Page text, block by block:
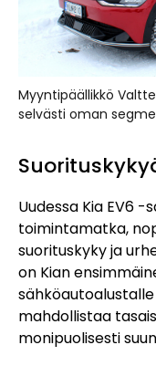
Myyntipäällikkö
selvästi oman
Uudessa Kia EV6
toimintamatka,
suorituskyky ja
on Kian
mahdollistaa
monipuolisesti